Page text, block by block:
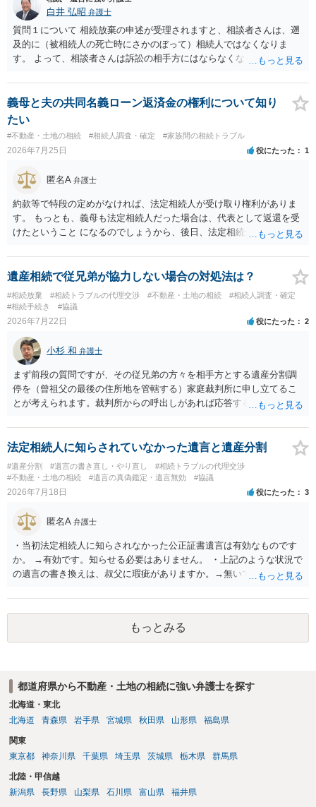
白井 弘昭 弁護士
質問１について 相続放棄の申述が受理されますと、相談者さんは、遡
及的に（被相続人の死亡時にさかのぼって）相続人ではなくなりま
す。 よって、相談者さんは訴訟の相手方にはならなくなるので（明け
理証明を家庭裁判所で取得し、コピーを答弁書に添えて裁判所に提出
してください。 質問２について 請求棄却を求める答弁書を提出すれ
ば、第１回期日は出席する必要がありません。その日は差支え（用事
があり出席できない）との記載で十分です。 質問３について 弁護士で
はないので、ｍｉｎｔｓでの提出の必要は無いと思います。郵送（期
限までに届けばよい）で十分です。 詳細は、書面記載の裁判所書記官
にお問い合わせください。 以上、ご参考まで。
義母と夫の共同名義ローン返済金の権利について知り
たい
#不動産・土地の相続 #相続人調査・確定 #家族間の相続トラブル
2026年7月25日 役にたった 1
匿名A 弁護士
約款等で特段の定めがなければ、法定相続人が受け取り権利がありま
す。 もっとも、義母も法定相続人だった場合は、代表として返還を受
けたということ になるのでしょうから、後日、法定相続分に基づいて
遺産相続で従兄弟が協力しない場合の対処法は？
#相続放棄 #相続トラブルの代理交渉 #不動産・土地の相続
#相続人調査・確定
#相続手続き
#協議
2026年7月22日 役にたった 2
小杉 和 弁護士
まず前段の質問ですが、その従兄弟の方々を相手方とする遺産分割調
停を（曾祖父の最後の住所地を管轄する）家庭裁判所に申し立てるこ
とが考えられます。裁判所からの呼出しがあれば応答する可能性がま
能と思われます。時間が思った以上にないので必要書類をてきぱきと
揃える必要があります。その点是非御注意ください。
法定相続人に知らされていなかった遺言と遺産分割
#遺産分割 #遺言の書き直し・やり直し
#相続トラブルの代理交渉
#不動産・土地の相続
#遺言の真偽鑑定・遺言無効 #協議
2026年7月18日 役にたった 3
匿名A 弁護士
・当初法定相続人に知らされなかった公正証書遺言は有効なものです
か。 →有効です。知らせる必要はありません。 ・上記のような状況で
の遺言の書き換えは、叔父に瑕疵がありますか。→無いです。 ・分割
ますか。 →本人が自由に決められますので、どこが妥当とは言えない
です。客観的な基準もありません。 ・できれば穏やかに、分割を拒否
することはできますか。 →分割を拒否するということは、遺産はいら
ないということでしょうか。遺言で、受取を指定されててもいらない
もっとみる
都道府県から不動産・土地の相続に強い弁護士を探す
北海道・東北
北海道
青森県 岩手県 宮城県 秋田県 山形県 福島県
関東
東京都
神奈川県 千葉県 埼玉県 茨城県 栃木県 群馬県
北陸・甲信越
新潟県
長野県 山梨県 石川県 富山県 福井県